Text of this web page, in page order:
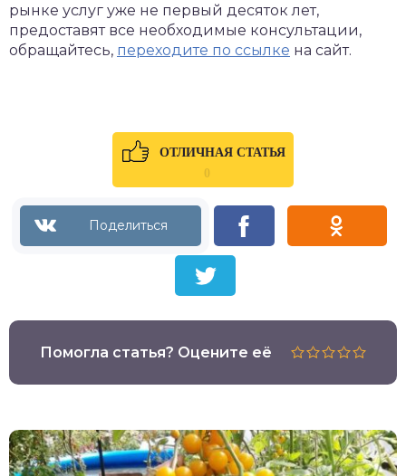
рынке услуг уже не первый десяток лет,
предоставят все необходимые консультации,
обращайтесь, переходите по ссылке на сайт.
ОТЛИЧНАЯ СТАТЬЯ
0
Помогла статья? Оцените её